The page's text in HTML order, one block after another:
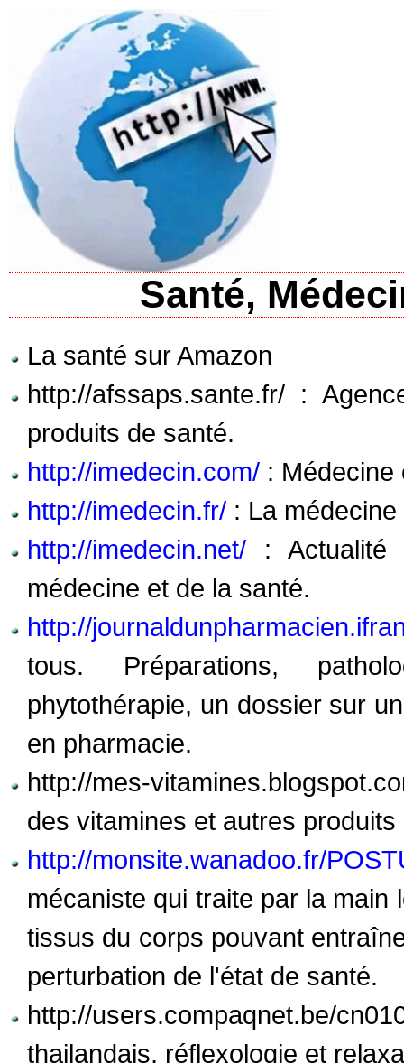
Santé,
La santé sur Amazon
http://afssaps.sante.fr/ :
produits de santé.
http://imedecin.com/ : Médecine
http://imedecin.fr/ : La
http://imedecin.net/ : Actualité
médecine et de la santé.
http://
tous. Préparations,
phytothérapie, un dossier sur
en pharmacie.
http://mes-
des vitamines et autres
http://monsite.wanadoo.fr/
mécaniste qui traite par la
tissus du corps pouvant
perturbation de l'état de santé.
http://users.compaqnet.be/
thailandais, réflexologie et